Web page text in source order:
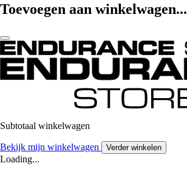
Toevoegen aan winkelwagen...
Subtotaal winkelwagen
Bekijk mijn winkelwagen Verder winkelen
Loading...